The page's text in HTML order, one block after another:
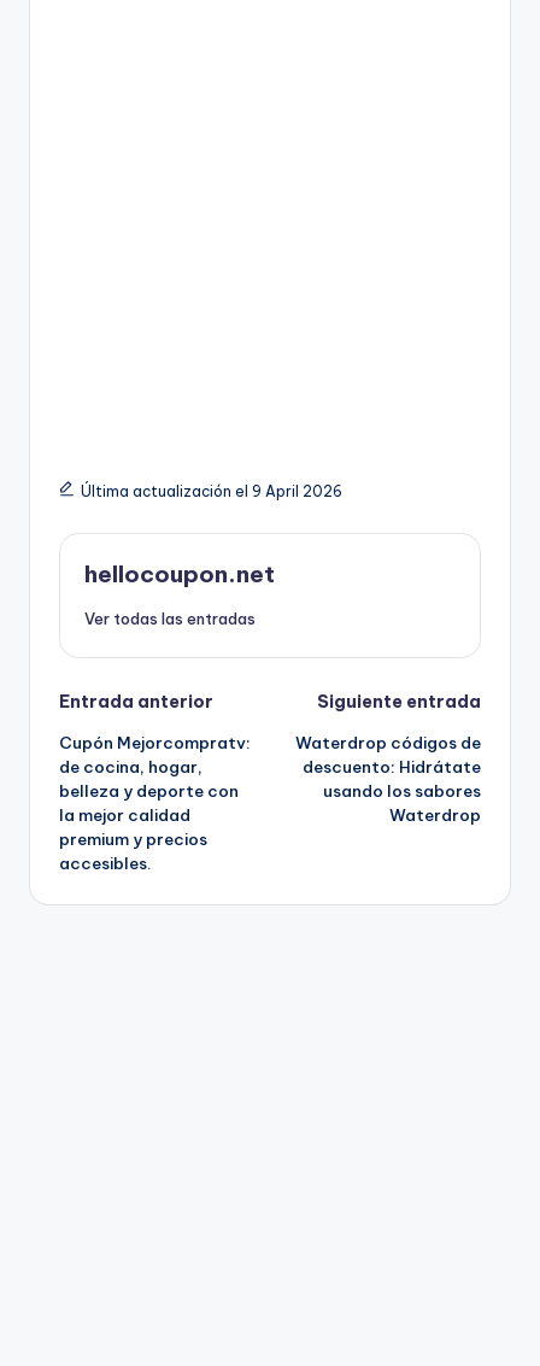
Última actualización el 9 April 2026
hellocoupon.net
Ver todas las entradas
Navegación
de
entradas
Entrada anterior
Cupón Mejorcompratv:
de cocina, hogar,
belleza y deporte con
la mejor calidad
premium y precios
accesibles.
Siguiente entrada
Waterdrop códigos de
descuento: Hidrátate
usando los sabores
Waterdrop